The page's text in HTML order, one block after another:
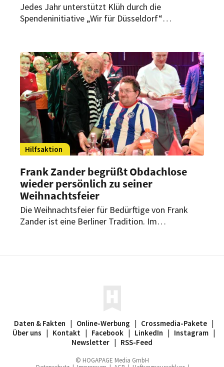
Jedes Jahr unterstützt Klüh durch die
Spendeninitiative „Wir für Düsseldorf“
Jugend- und Suchtpräventionsprojekte.
Hilfsaktion
Frank Zander begrüßt Obdachlose
wieder persönlich zu seiner
Weihnachtsfeier
Die Weihnachtsfeier für Bedürftige von Frank
Zander ist eine Berliner Tradition. Im
Daten & Fakten | Online-Werbung | Crossmedia-Pakete |
Über uns | Kontakt | Facebook | LinkedIn | Instagram |
Newsletter | RSS-Feed
© HOGAPAGE Media GmbH